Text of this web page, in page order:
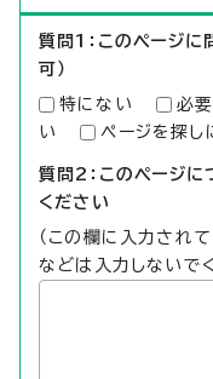
質問1：このページに
可）
特にない 必
い
ページを探し
質問2：このページ
ください
（この欄に入力され
などは入力しないで